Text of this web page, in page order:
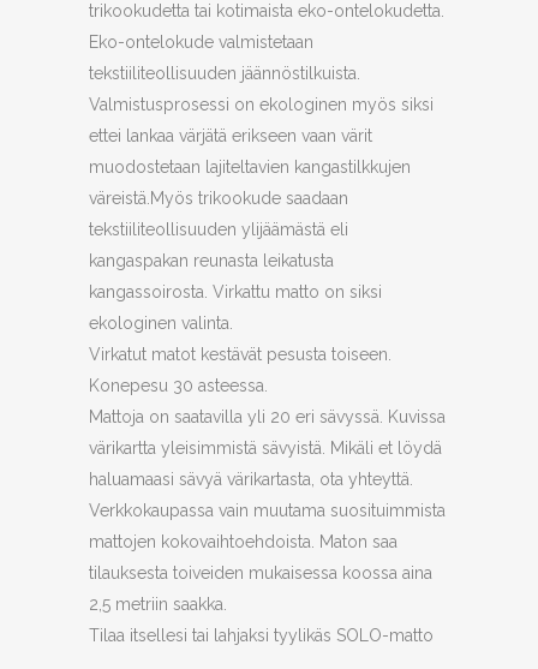
trikookudetta tai kotimaista eko-ontelokudetta.
Eko-ontelokude valmistetaan
tekstiiliteollisuuden jäännöstilkuista.
Valmistusprosessi on ekologinen myös siksi
ettei lankaa värjätä erikseen vaan värit
muodostetaan lajiteltavien kangastilkkujen
väreistä.Myös trikookude saadaan
tekstiiliteollisuuden ylijäämästä eli
kangaspakan reunasta leikatusta
kangassoirosta. Virkattu matto on siksi
ekologinen valinta.
Virkatut matot kestävät pesusta toiseen.
Konepesu 30 asteessa.
Mattoja on saatavilla yli 20 eri sävyssä. Kuvissa
värikartta yleisimmistä sävyistä. Mikäli et löydä
haluamaasi sävyä värikartasta, ota yhteyttä.
Verkkokaupassa vain muutama suosituimmista
mattojen kokovaihtoehdoista. Maton saa
tilauksesta toiveiden mukaisessa koossa aina
2,5 metriin saakka.
Tilaa itsellesi tai lahjaksi tyylikäs SOLO-matto